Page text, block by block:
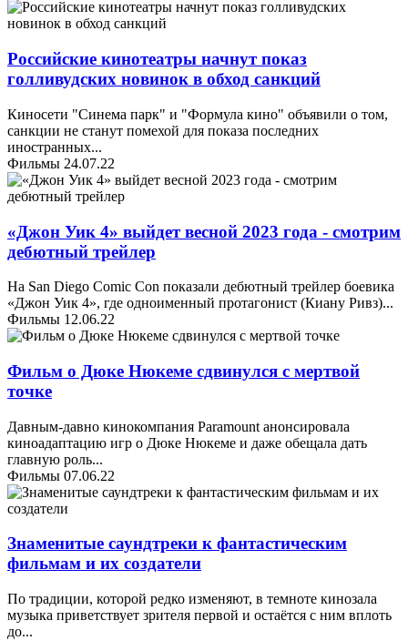
Российские кинотеатры начнут показ
голливудских новинок в обход санкций
Киносети "Синема парк" и "Формула кино" объявили о том,
санкции не станут помехой для показа последних
иностранных...
Фильмы 24.07.22
«Джон Уик 4» выйдет весной 2023 года - смотрим
дебютный трейлер
На San Diego Comic Con показали дебютный трейлер боевика
«Джон Уик 4», где одноименный протагонист (Киану Ривз)...
Фильмы 12.06.22
Фильм о Дюке Нюкеме сдвинулся с мертвой
точке
Давным-давно кинокомпания Paramount анонсировала
киноадаптацию игр о Дюке Нюкеме и даже обещала дать
главную роль...
Фильмы 07.06.22
Знаменитые саундтреки к фантастическим
фильмам и их создатели
По традиции, которой редко изменяют, в темноте кинозала
музыка приветствует зрителя первой и остаётся с ним вплоть
до...